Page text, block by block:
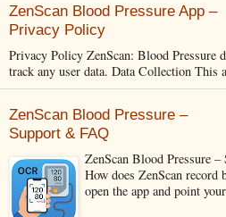
ZenScan Blood Pressure App –
Privacy Policy
Privacy Policy ZenScan: Blood Pressure
track any user data. Data Collection This
ZenScan Blood Pressure –
Support & FAQ
ZenScan Blood Pressure
How does ZenScan record
open the app and point